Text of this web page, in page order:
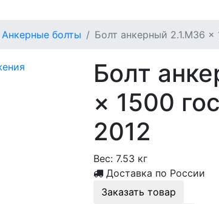
Анкерные болты Болт анкерный 2.1.М36 ×
Болт
× 1500
2012
Вес:7.53 кг
Доставка по России
Заказать товар